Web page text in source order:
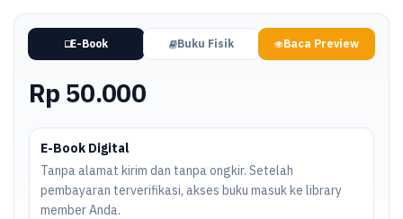
E-Book Buku Fisik Baca Preview
Rp 50.000
E-Book Digital
Tanpa alamat kirim dan tanpa ongkir. Setelah
pembayaran terverifikasi, akses buku masuk ke library
member Anda.